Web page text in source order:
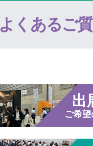
よくあるご
出
ご希